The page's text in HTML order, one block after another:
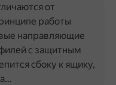
от
работы
направляющие
с защитным
сбоку к ящику,